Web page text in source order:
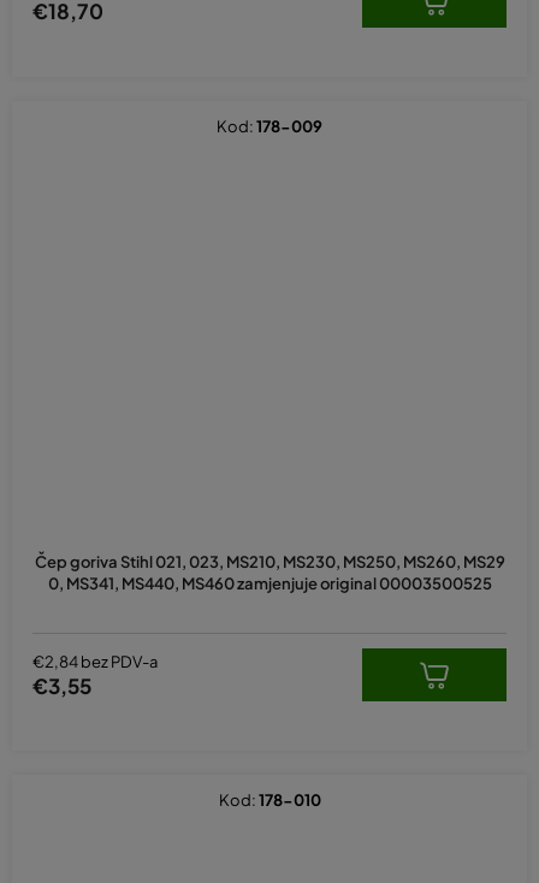
€18,70
Čep goriva Stihl 021, 023, MS210, MS230, MS250, MS260, MS29
0, MS341, MS440, MS460 zamjenjuje original 00003500525
€2,84 bez PDV-a
€3,55
Kod:178-009
Kod:178-010